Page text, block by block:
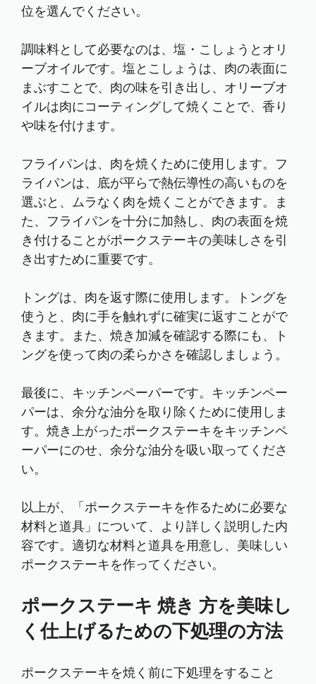
位を選んでください。
調味料として必要なのは、塩・こしょうとオリ
ーブオイルです。塩とこしょうは、肉の表面に
まぶすことで、肉の味を引き出し、オリーブオ
イルは肉にコーティングして焼くことで、香り
や味を付けます。
フライパンは、肉を焼くために使用します。フ
ライパンは、底が平らで熱伝導性の高いものを
選ぶと、ムラなく肉を焼くことができます。ま
た、フライパンを十分に加熱し、肉の表面を焼
き付けることがポークステーキの美味しさを引
き出すために重要です。
トングは、肉を返す際に使用します。トングを
使うと、肉に手を触れずに確実に返すことがで
きます。また、焼き加減を確認する際にも、ト
ングを使って肉の柔らかさを確認しましょう。
最後に、キッチンペーパーです。キッチンペー
パーは、余分な油分を取り除くために使用しま
す。焼き上がったポークステーキをキッチンペ
ーパーにのせ、余分な油分を吸い取ってくださ
い。
以上が、「ポークステーキを作るために必要な
材料と道具」について、より詳しく説明した内
容です。適切な材料と道具を用意し、美味しい
ポークステーキを作ってください。
ポークステーキ 焼き 方を美味し
く仕上げるための下処理の方法
ポークステーキを焼く前に下処理をすること